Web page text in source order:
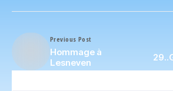
Previous Post
Hommage à
Lesneven